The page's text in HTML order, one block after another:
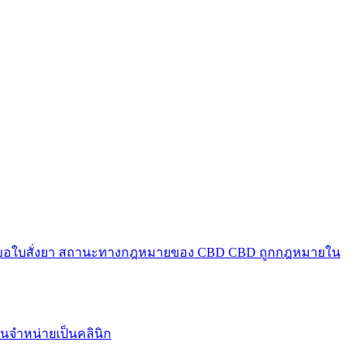
ใบสั่งยา สถานะทางกฎหมายของ CBD CBD ถูกกฎหมายใน
จำหน่ายเป็นคลินิก